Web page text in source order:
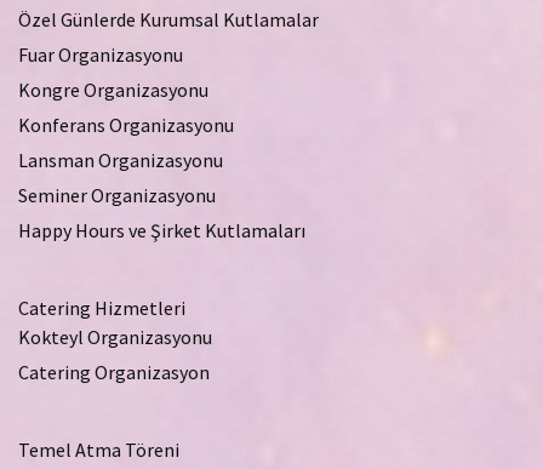
Özel Günlerde Kurumsal Kutlamalar
Fuar Organizasyonu
Kongre Organizasyonu
Konferans Organizasyonu
Lansman Organizasyonu
Seminer Organizasyonu
Happy Hours ve Şirket Kutlamaları
Catering Hizmetleri
Kokteyl Organizasyonu
Catering Organizasyon
Temel Atma Töreni